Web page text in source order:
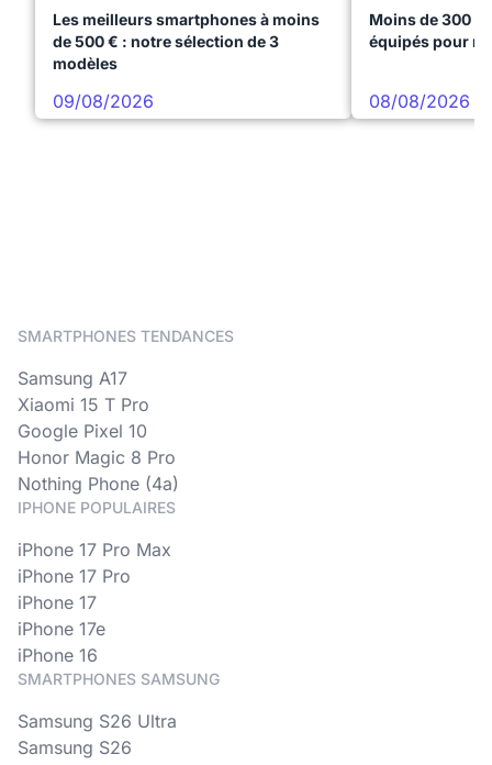
Les meilleurs smartphones à moins
de 500 € : notre sélection de 3
modèles
09/08/2026
Moins de 300 €
équipés pour
08/08/2026
SMARTPHONES TENDANCES
Samsung A17
Xiaomi 15 T Pro
Google Pixel 10
Honor Magic 8 Pro
Nothing Phone (4a)
IPHONE POPULAIRES
iPhone 17 Pro Max
iPhone 17 Pro
iPhone 17
iPhone 17e
iPhone 16
SMARTPHONES SAMSUNG
Samsung S26 Ultra
Samsung S26